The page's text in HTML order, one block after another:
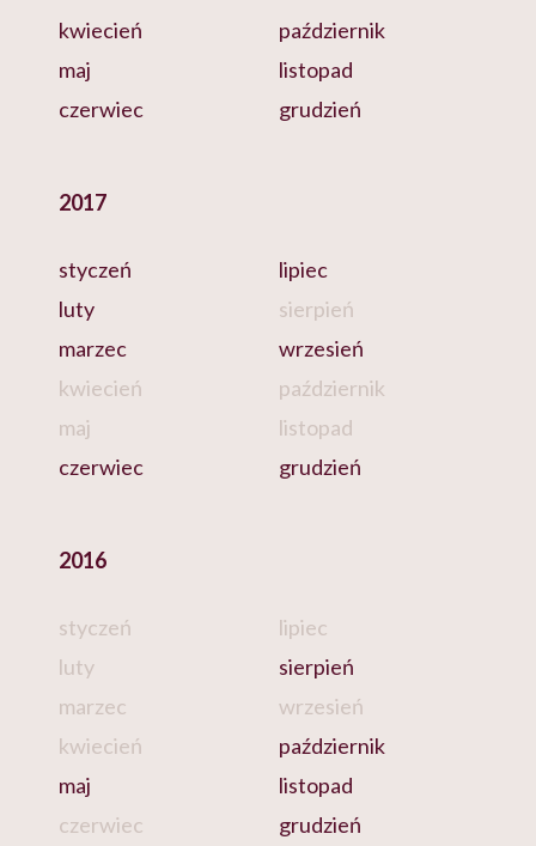
kwiecień
maj
czerwiec
październik
listopad
grudzień
2017
styczeń
luty
marzec
kwiecień
maj
czerwiec
lipiec
sierpień
wrzesień
październik
listopad
grudzień
2016
styczeń
luty
marzec
kwiecień
maj
czerwiec
lipiec
sierpień
wrzesień
październik
listopad
grudzień